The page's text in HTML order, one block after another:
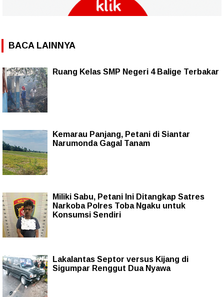
BACA LAINNYA
Ruang Kelas SMP Negeri 4 Balige Terbakar
Kemarau Panjang, Petani di Siantar
Narumonda Gagal Tanam
Miliki Sabu, Petani Ini Ditangkap Satres
Narkoba Polres Toba Ngaku untuk
Konsumsi Sendiri
Lakalantas Septor versus Kijang di
Sigumpar Renggut Dua Nyawa